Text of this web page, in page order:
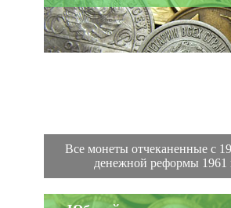
Все монеты отчеканенные с
денежной реформы 1961